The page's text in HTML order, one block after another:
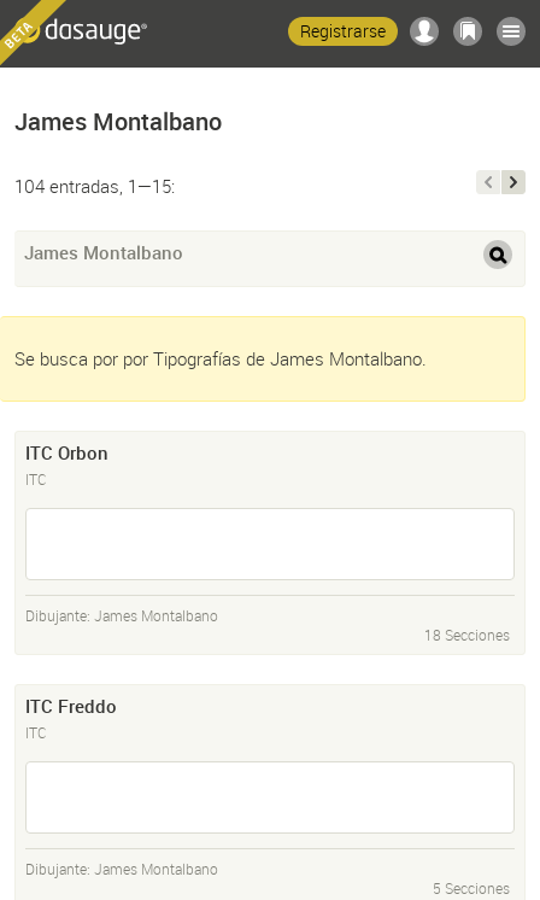
Registrarse
James Montalbano
104 entradas, 1—15:
James Montalbano
Se busca por por Tipografías de James Montalbano.
ITC Orbon
ITC
Dibujante: James Montalbano
18 Secciones
ITC Freddo
ITC
Dibujante: James Montalbano
5 Secciones